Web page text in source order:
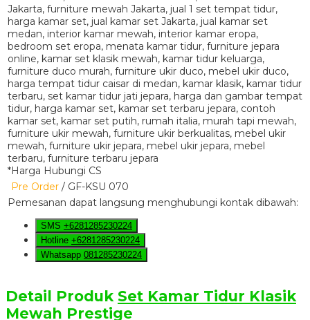
*Harga Hubungi CS
Pre Order / GF-KSU 070
Pemesanan dapat langsung menghubungi kontak dibawah:
SMS +6281285230224
Hotline +6281285230224
Whatsapp 081285230224
Detail Produk Set Kamar Tidur Klasik
Mewah Prestige